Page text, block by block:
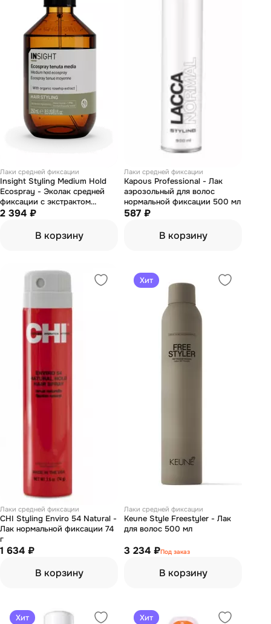
Лаки средней фиксации
Insight Styling Medium Hold
Ecospray - Эколак средней
фиксации с экстрактом
шиповника и маслом
2 394 ₽
В корзину
Лаки средней фиксации
Kapous Professional - Лак
аэрозольный для волос
нормальной фиксации 500 мл
587 ₽
В корзину
Лаки средней фиксации
CHI Styling Enviro 54 Natural -
Лак нормальной фиксации 74
г
1 634 ₽
В корзину
Хит
Лаки средней фиксации
Keune Style Freestyler - Лак
для волос 500 мл
3 234 ₽Под заказ
В корзину
Хит Хит